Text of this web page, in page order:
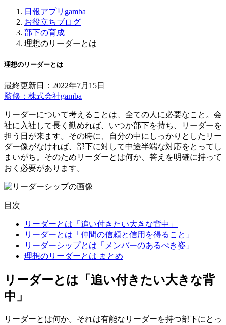
日報アプリgamba
お役立ちブログ
部下の育成
理想のリーダーとは
理想のリーダーとは
最終更新日：2022年7月15日
監修：株式会社gamba
リーダーについて考えることは、全ての人に必要なこと。会
社に入社して長く勤めれば、いつか部下を持ち、リーダーを
担う日が来ます。その時に、自分の中にしっかりとしたリー
ダー像がなければ、部下に対して中途半端な対応をとってし
まいがち。そのためリーダーとは何か、答えを明確に持って
おく必要があります。
目次
リーダーとは「追い付きたい大きな背中」
リーダーとは「仲間の信頼と信用を得ること」
リーダーシップとは「メンバーのあるべき姿」
理想のリーダーとは まとめ
リーダーとは「追い付きたい大きな背
中」
リーダーとは何か。それは有能なリーダーを持つ部下にとっ